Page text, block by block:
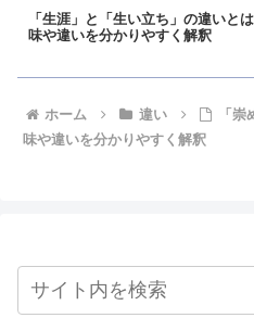
「生涯」と「生い立ち」の違いと
味や違いを分かりやすく解釈
ホーム 違い
「
味や違いを分かりやすく解釈